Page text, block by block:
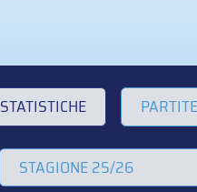
STATISTICHE